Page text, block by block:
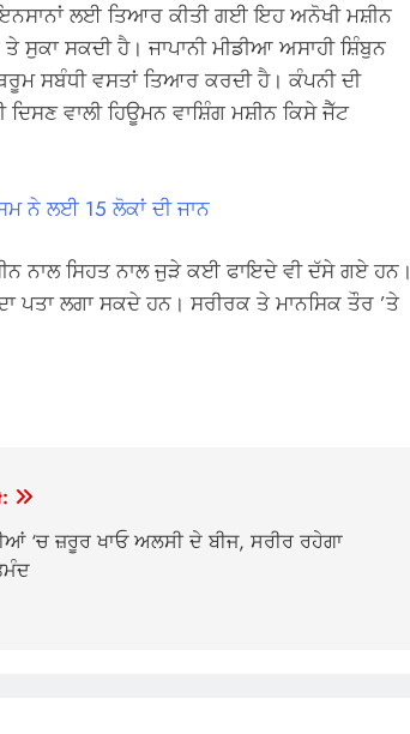
ਲਈ ਤਿਆਰ ਕੀਤੀ ਗਈ ਇਹ ਅਨੋਖੀ ਮਸ਼ੀਨ
ਸਕਦੀ ਹੈ। ਜਾਪਾਨੀ ਮੀਡੀਆ ਅਸਾਹੀ ਸ਼ਿੰਬੁਨ
ਸਬੰਧੀ ਵਸਤਾਂ ਤਿਆਰ ਕਰਦੀ ਹੈ। ਕੰਪਨੀ ਦੀ
ਵਾਲੀ ਹਿਊਮਨ ਵਾਸ਼ਿੰਗ ਮਸ਼ੀਨ ਕਿਸੇ ਜੈੱਟ
ਨੇ ਲਈ 15 ਲੋਕਾਂ ਦੀ ਜਾਨ
ਨਾਲ ਸਿਹਤ ਨਾਲ ਜੁੜੇ ਕਈ ਫਾਇਦੇ ਵੀ ਦੱਸੇ ਗਏ ਹਨ।
ਪਤਾ ਲਗਾ ਸਕਦੇ ਹਨ। ਸਰੀਰਕ ਤੇ ਮਾਨਸਿਕ ਤੌਰ ’ਤੇ
‘ਚ ਜ਼ਰੂਰ ਖਾਓ ਅਲਸੀ ਦੇ ਬੀਜ, ਸਰੀਰ ਰਹੇਗਾ